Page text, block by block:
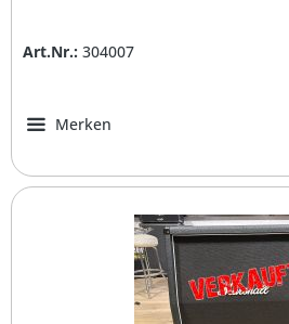
Art.Nr.: 304007
Merken